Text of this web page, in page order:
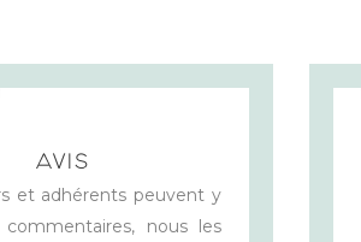
AVIS
et adhérents peuvent y
commentaires, nous les